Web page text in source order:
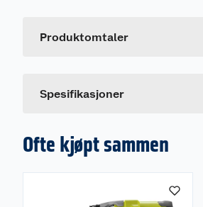
Produktomtaler
Spesifikasjoner
Leverandørens artikkelnummer
Ofte kjøpt sammen